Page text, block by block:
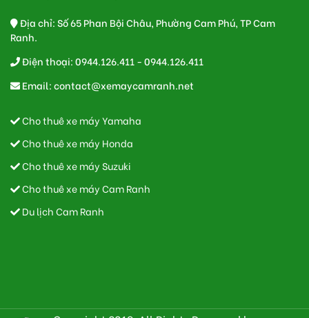
Địa chỉ: Số 65 Phan Bội Châu, Phường Cam Phú, TP Cam
Ranh.
Điện thoại: 0944.126.411 - 0944.126.411
Email:contact@xemaycamranh.net
Cho thuê xe máy Yamaha
Cho thuê xe máy Honda
Cho thuê xe máy Suzuki
Cho thuê xe máy Cam Ranh
Du lịch Cam Ranh